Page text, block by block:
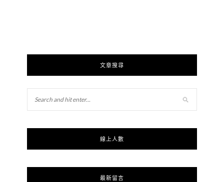
文章搜尋
線上人數
最新留言